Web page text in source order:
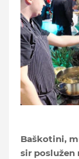
Baškotini,
sir poslužen